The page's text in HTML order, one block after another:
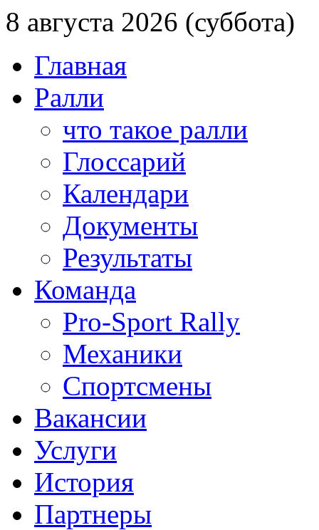
8 августа 2026 (суббота)
Главная
Ралли
что такое ралли
Глоссарий
Календари
Документы
Результаты
Команда
Pro-Sport Rally
Механики
Спортсмены
Вакансии
Услуги
История
Партнеры